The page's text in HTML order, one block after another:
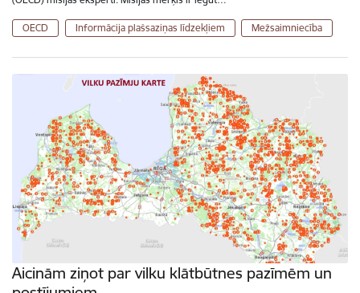
OECD Informācija plašsaziņas līdzekļiem Mežsaimniecība
Aicinām ziņot par vilku klātbūtnes pazīmēm un